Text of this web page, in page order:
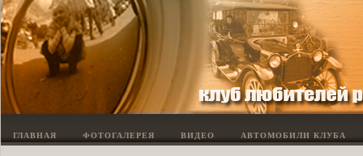
ГЛАВНАЯ ФОТОГАЛЕРЕЯ ВИДЕО АВТОМОБИЛИ КЛУБА